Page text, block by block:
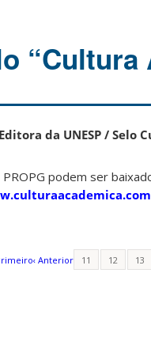
“Cultura
da UNESP / Selo
podem ser
‹ Anterior 11 12 13